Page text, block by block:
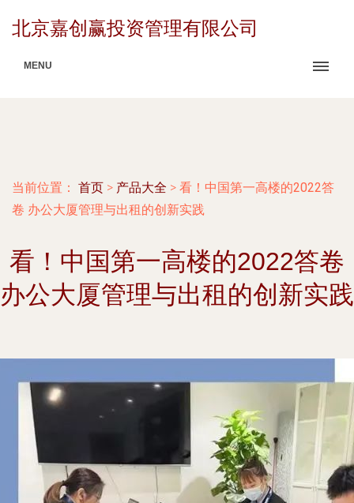
北京嘉创赢投资管理有限公司
MENU
当前位置： 首页 > 产品大全 > 看！中国第一高楼的2022答
卷 办公大厦管理与出租的创新实践
看！中国第一高楼的2022答卷
办公大厦管理与出租的创新实践